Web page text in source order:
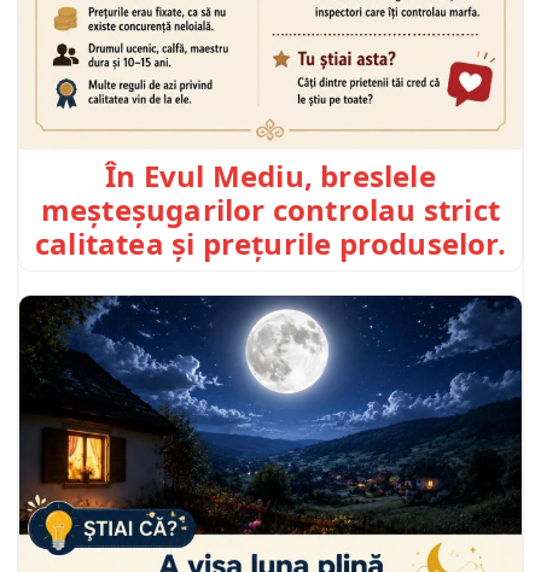
În Evul Mediu, breslele
meșteșugarilor controlau strict
calitatea și prețurile produselor.